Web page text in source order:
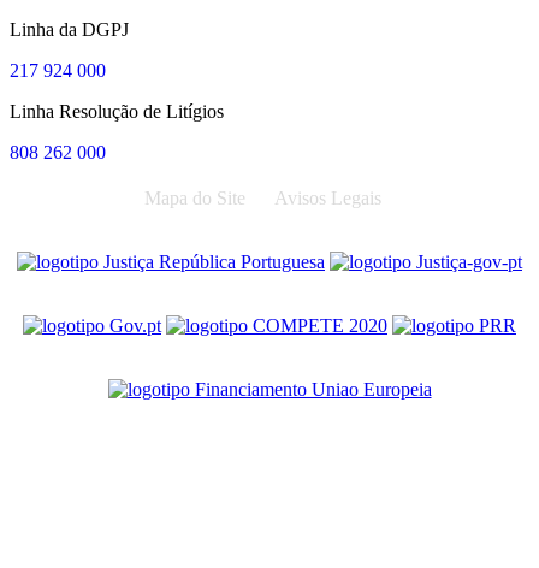
Linha da DGPJ
217 924 000
Linha Resolução de Litígios
808 262 000
Mapa do Site Avisos Legais